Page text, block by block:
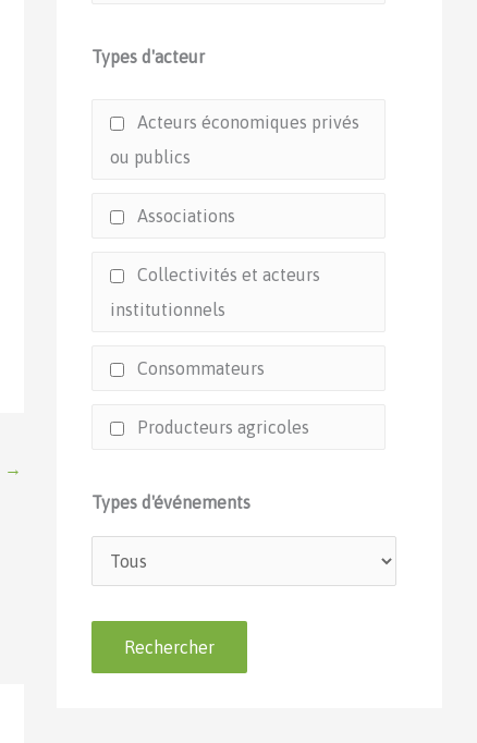
→
Types d'acteur
Acteurs économiques privés
ou publics
Associations
Collectivités et acteurs
institutionnels
Consommateurs
Producteurs agricoles
Types d'événements